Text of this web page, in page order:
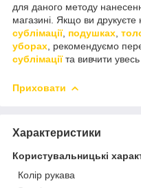
для даного методу
магазині. Якщо ви друкуєте
сублімації, подушках
уборах , рекомендуємо
сублімаціїта вивчити
Приховати
Характеристики
Користувальницькі
Колір рукава